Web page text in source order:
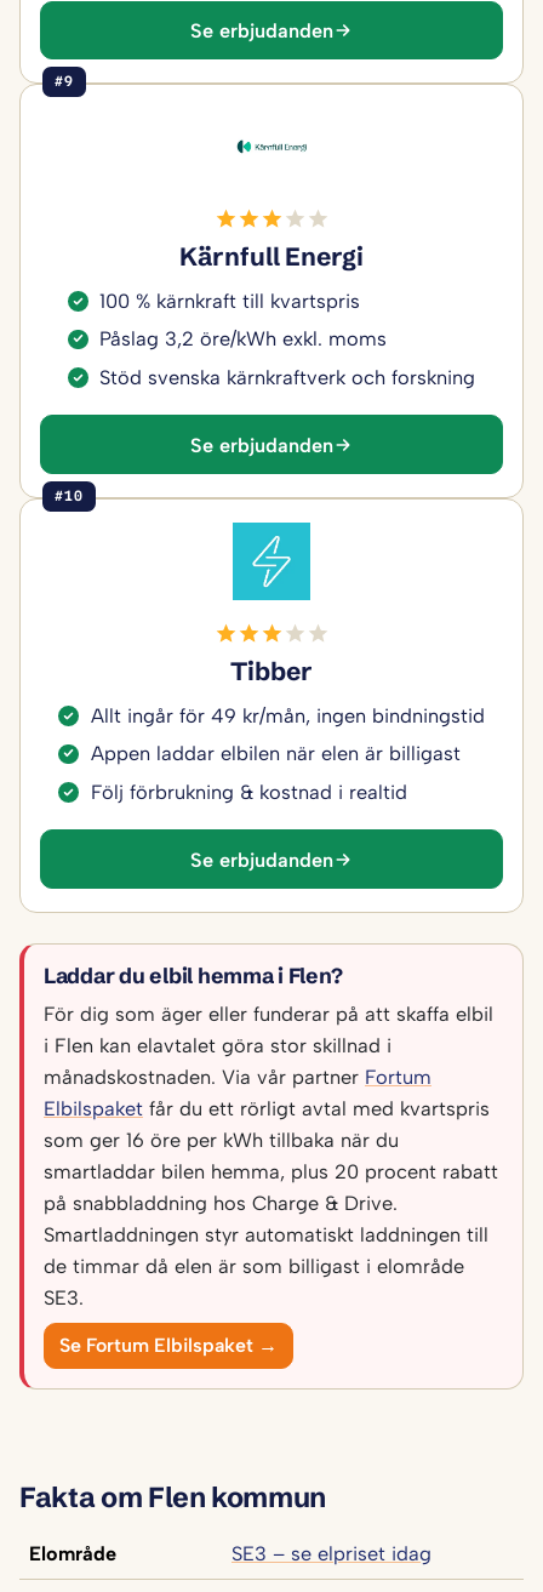
Se erbjudanden
#9
Kärnfull Energi
100 % kärnkraft till kvartspris
Påslag 3,2 öre/kWh exkl. moms
Stöd svenska kärnkraftverk och forskning
Se erbjudanden
#10
Tibber
Allt ingår för 49 kr/mån, ingen bindningstid
Appen laddar elbilen när elen är billigast
Följ förbrukning & kostnad i realtid
Se erbjudanden
Laddar du elbil hemma i Flen?
För dig som äger eller funderar på att skaffa elbil
i Flen kan elavtalet göra stor skillnad i
månadskostnaden. Via vår partner Fortum
Elbilspaket får du ett rörligt avtal med kvartspris
som ger 16 öre per kWh tillbaka när du
smartladdar bilen hemma, plus 20 procent rabatt
på snabbladdning hos Charge & Drive.
Smartladdningen styr automatiskt laddningen till
de timmar då elen är som billigast i elområde
SE3.
Se Fortum Elbilspaket →
Fakta om Flen kommun
Elområde SE3 – se elpriset idag